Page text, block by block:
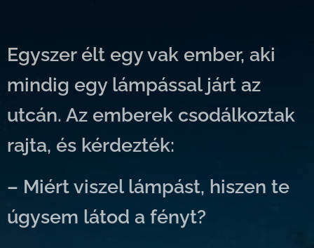
Egyszer élt egy vak ember, aki
mindig egy lámpással járt az
utcán. Az emberek csodálkoztak
rajta, és kérdezték:
– Miért viszel lámpást, hiszen te
úgysem látod a fényt?